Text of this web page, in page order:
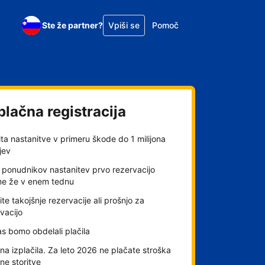
Ste že partner? Vpiši se Pomoč
registracija
nastanitve v primeru škode do 1 milijona
ponudnikov nastanitev prvo rezervacijo
že v enem tednu
takojšnje rezervacije ali prošnjo za
bomo obdelali plačila
izplačila. Za leto 2026 ne plačate stroška
storitve